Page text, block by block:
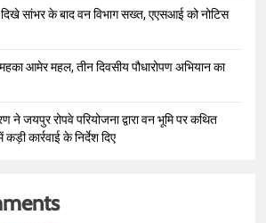
सांभर के बाद वन विभाग सख्त, एएसआई को नोटिस
आमेर महल, तीन दिवसीय पौधारोपण अभियान का
ने जयपुर रोपवे परियोजना द्वारा वन भूमि पर कथित
कार्रवाई के निर्देश दिए